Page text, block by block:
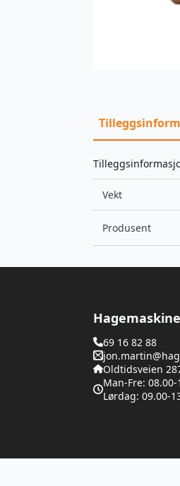
Vekt
Produsent
69 16 82 88
Oldtidsveien
Man-Fre: 08.00-
Lørdag: 09.00-